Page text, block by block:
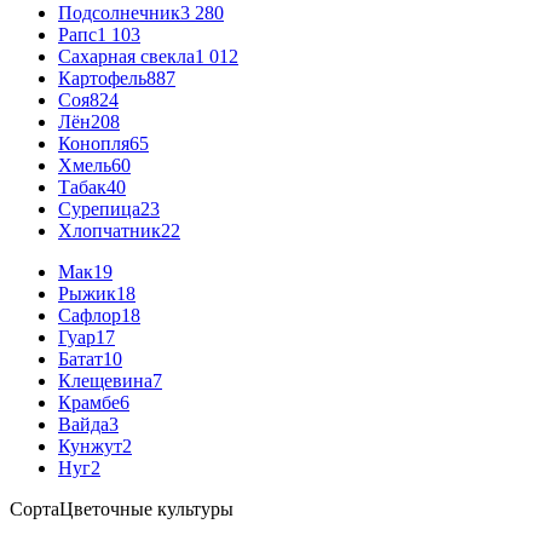
Подсолнечник3 280
Рапс1 103
Сахарная свекла1 012
Картофель887
Соя824
Лён208
Конопля65
Хмель60
Табак40
Сурепица23
Хлопчатник22
Мак19
Рыжик18
Сафлор18
Гуар17
Батат10
Клещевина7
Крамбе6
Вайда3
Кунжут2
Нуг2
СортаЦветочные культуры